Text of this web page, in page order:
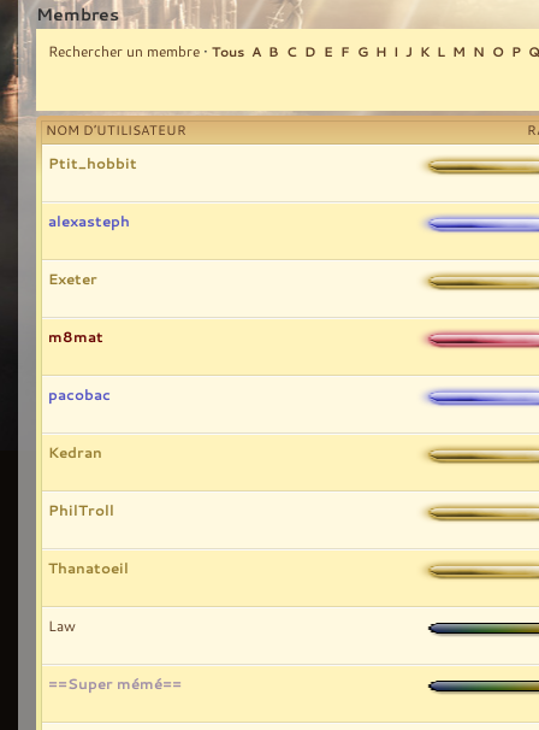
Membres
Rechercher un membre • Tous A B C D E F G H I J K L M N O P Q
NOM D’UTILISATEUR
Ptit_hobbit
alexasteph
Exeter
m8mat
pacobac
Kedran
PhilTroll
Thanatoeil
Law
==Super mémé==